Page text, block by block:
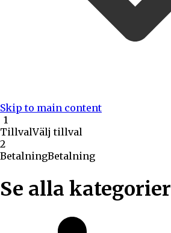
Skip to main content
1
TillvalVälj tillval
2
BetalningBetalning
Se alla kategorier